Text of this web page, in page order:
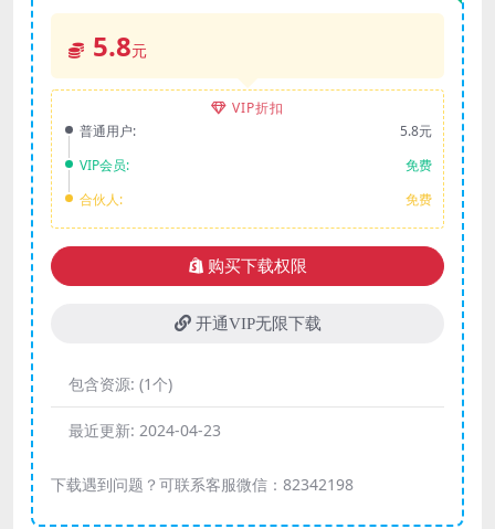
5.8元
VIP折扣
普通用户:
5.8元
VIP会员:
免费
合伙人:
免费
购买下载权限
开通VIP无限下载
包含资源: (1个)
最近更新: 2024-04-23
下载遇到问题？可联系客服微信：82342198